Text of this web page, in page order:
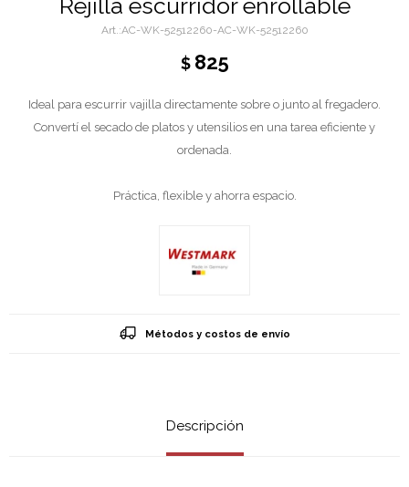
Rejilla escurridor enrollable
AC-WK-52512260-AC-WK-52512260
$ 825
Ideal para escurrir vajilla directamente sobre o junto al fregadero.
Convertí el secado de platos y utensilios en una tarea eficiente y
ordenada.
Práctica, flexible y ahorra espacio.
Métodos y costos de envío
Descripción